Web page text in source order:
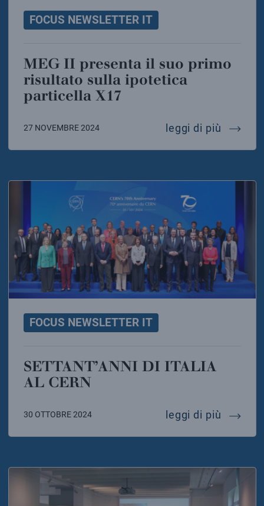
FOCUS NEWSLETTER IT
MEG II presenta il suo primo
risultato sulla ipotetica
particella X17
27 NOVEMBRE 2024 leggi di più meg ii
FOCUS NEWSLETTER IT
SETTANT’ANNI DI ITALIA
AL CERN
30 OTTOBRE 2024 leggi di più